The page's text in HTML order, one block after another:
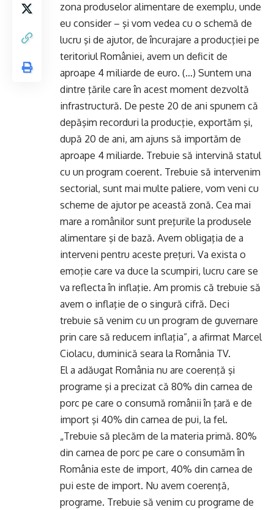
zona produselor alimentare de exemplu, unde
eu consider – şi vom vedea cu o schemă de
lucru şi de ajutor, de încurajare a producţiei pe
teritoriul României, avem un deficit de
aproape 4 miliarde de euro. (…) Suntem una
dintre ţările care în acest moment dezvoltă
infrastructură. De peste 20 de ani spunem că
depăşim recorduri la producţie, exportăm şi,
după 20 de ani, am ajuns să importăm de
aproape 4 miliarde. Trebuie să intervină statul
cu un program coerent. Trebuie să intervenim
sectorial, sunt mai multe paliere, vom veni cu
scheme de ajutor pe această zonă. Cea mai
mare a românilor sunt preţurile la produsele
alimentare şi de bază. Avem obligaţia de a
interveni pentru aceste preţuri. Va exista o
emoţie care va duce la scumpiri, lucru care se
va reflecta în inflaţie. Am promis că trebuie să
avem o inflaţie de o singură cifră. Deci
trebuie să venim cu un program de guvernare
prin care să reducem inflaţia”, a afirmat Marcel
Ciolacu, duminică seara la România TV.
El a adăugat România nu are coerenţă şi
programe şi a precizat că 80% din carnea de
porc pe care o consumă românii în ţară e de
import şi 40% din carnea de pui, la fel.
„Trebuie să plecăm de la materia primă. 80%
din carnea de porc pe care o consumăm în
România este de import, 40% din carnea de
pui este de import. Nu avem coerenţă,
programe. Trebuie să venim cu programe de